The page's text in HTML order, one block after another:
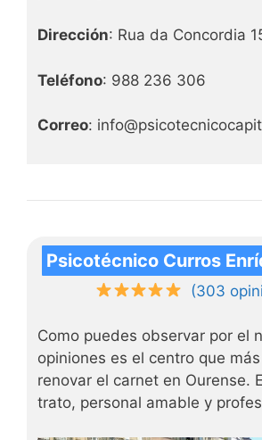
Dirección: Rua da Concordia
Teléfono: 988 236 306
Correo:
Psicotécnico Curros
(303
Como puedes observar por el
opiniones es el centro que
renovar el carnet en Ourense.
trato, personal amable y